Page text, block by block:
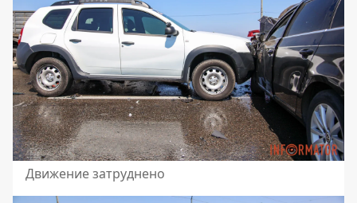
Движение затруднено